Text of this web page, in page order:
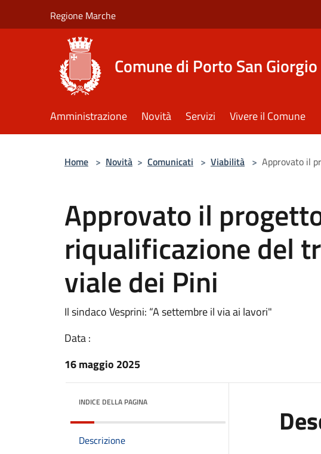
Regione Marche
Comune di Porto San Giorgio
Amministrazione Novità Servizi Vivere il Comune
Home > Novità > Comunicati > Viabilità > Approvato il
Approvato il
riqualificazione del
viale dei Pini
Il sindaco Vesprini: “A settembre il via ai lavori"
Data :
16 maggio 2025
INDICE DELLA PAGINA
Descrizione